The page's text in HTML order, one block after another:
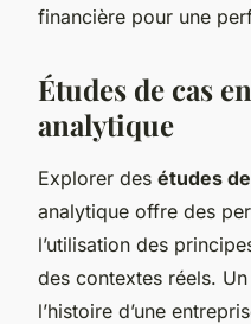
financière pour une
Études de cas
analytique
Explorer des études
analytique offre des
l’utilisation des
des contextes réels.
l’histoire d’une